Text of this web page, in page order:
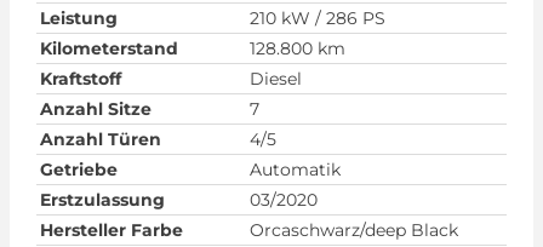
Leistung
210 kW / 286 PS
Kilometerstand
128.800 km
Kraftstoff
Diesel
Anzahl Sitze
7
Anzahl Türen
4/5
Getriebe
Automatik
Erstzulassung
03/2020
Hersteller Farbe
Orcaschwarz/deep Black